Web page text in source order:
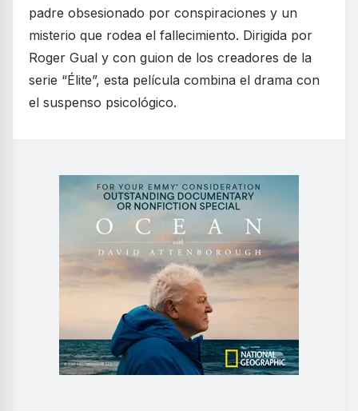
padre obsesionado por conspiraciones y un
misterio que rodea el fallecimiento. Dirigida por
Roger Gual y con guion de los creadores de la
serie “Élite”, esta película combina el drama con
el suspenso psicológico.